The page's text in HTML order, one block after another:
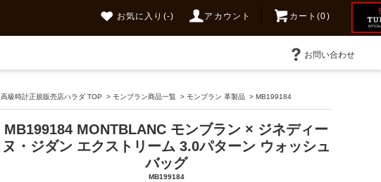
お気に入り (-) アカウント カート(0)
お問い合わせ
高級時計正規販売店ハラダ TOP >モンブラン商品一覧 >モンブラン 革製品 >MB199184
MB199184 MONTBLANC モンブラン × ジネディー
ヌ・ジダン エクストリーム 3.0パターン ウォッシュ
バッグ
MB199184